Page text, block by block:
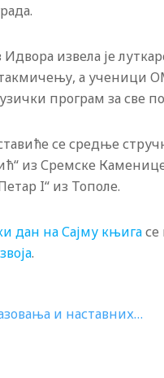
извела је
а ученици
програм за све
се средње
из Сремске
I“ из Тополе.
дан на Сајму књигасе
.
и наставних